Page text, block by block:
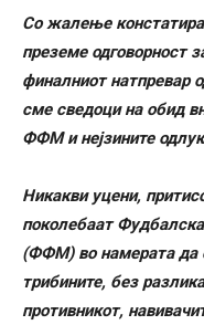
Со жалење
преземе одговорност
финалниот натпревар
сме сведоци на обид
ФФМ и нејзините
Никакви уцени,
поколебаат
(ФФМ) во намерата да
трибините, без
противникот,